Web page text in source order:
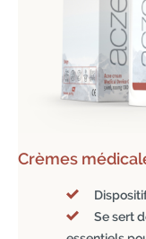
Crèmes
Se sert